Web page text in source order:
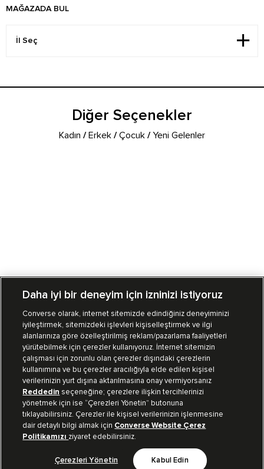
MAĞAZADA BUL
Diğer Seçenekler
Kadın /Erkek /Çocuk /Yeni Gelenler
Mağazalarımız Sipariş Takibi
Müşteri İlişkileri
Koleksiyon
Kurumsal
Bizi Takip Et
Daha iyi bir deneyim için izninizi istiyoruz
Converse olarak, internet sitemizde edindiğiniz deneyiminizi
iyileştirmek, sitemizdeki işlevleri kişiselleştirmek ve ilgi
alanlarınıza göre özelleştirilmiş reklam/pazarlama faaliyetleri
yürütebilmek için çerezler kullanıyoruz. İnternet sitemizin
çalışması için zorunlu olan çerezler dışındaki çerezlerin
kullanımına ve bu çerezler aracılığıyla elde edilen kişisel
verilerinizin yurt dışına aktarılmasına onay vermiyorsanız
Reddedin seçeneğine; çerezlere ilişkin tercihlerinizi
yönetmek için ise “Çerezleri Yönetin” butonuna
tıklayabilirsiniz. Çerezler ile kişisel verilerinizin işlenmesine
dair detaylı bilgi almak için Converse Website Çerez
Politikamızı ziyaret edebilirsiniz.
Çerezleri Yönetin Kabul Edin